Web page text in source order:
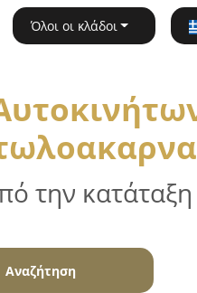
Όλοι οι κλάδοι
την κατάταξη
Αναζήτηση